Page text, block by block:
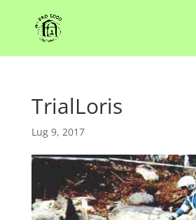
TrialLoris
Lug 9, 2017